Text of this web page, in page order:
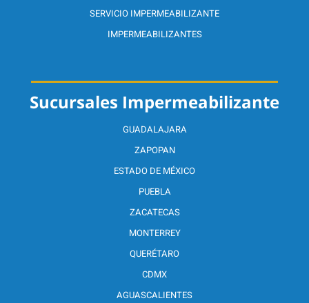
Sucursales Impermeabilizante
GUADALAJARA
ZAPOPAN
ESTADO DE MÉXICO
PUEBLA
ZACATECAS
MONTERREY
QUERÉTARO
CDMX
AGUASCALIENTES
SERVICIO IMPERMEABILIZANTE
IMPERMEABILIZANTES